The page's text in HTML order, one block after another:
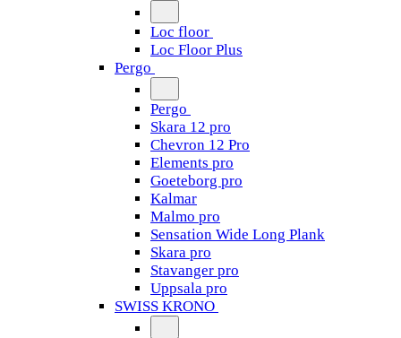
Loc floor
Loc Floor Plus
Pergo
Pergo
Skara 12 pro
Chevron 12 Pro
Elements pro
Goeteborg pro
Kalmar
Malmo pro
Sensation Wide Long Plank
Skara pro
Stavanger pro
Uppsala pro
SWISS KRONO